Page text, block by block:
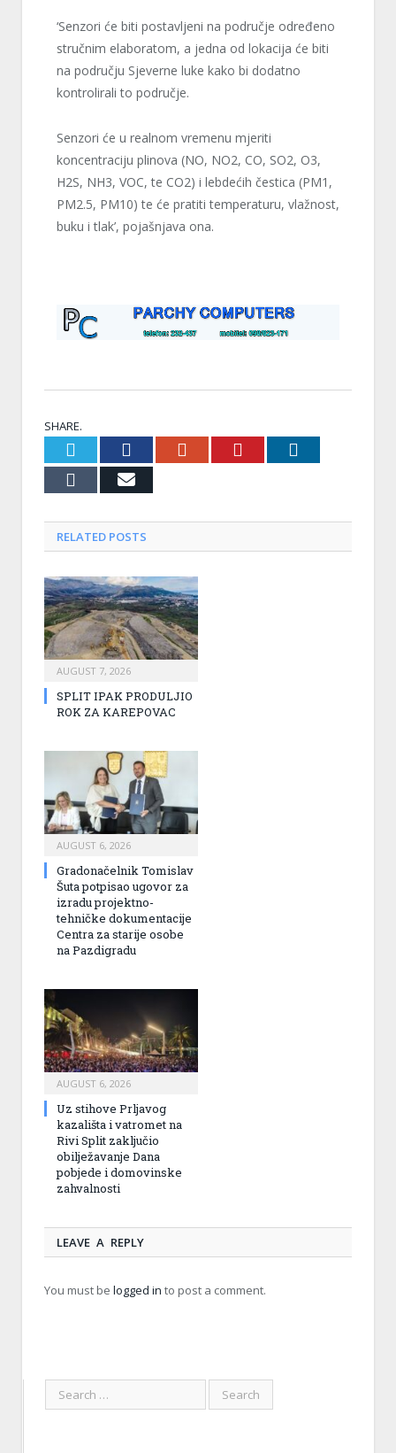
‘Senzori će biti postavljeni na područje određeno
stručnim elaboratom, a jedna od lokacija će biti
na području Sjeverne luke kako bi dodatno
kontrolirali to područje.
Senzori će u realnom vremenu mjeriti
koncentraciju plinova (NO, NO2, CO, SO2, O3,
H2S, NH3, VOC, te CO2) i lebdećih čestica (PM1,
PM2.5, PM10) te će pratiti temperaturu, vlažnost,
buku i tlak’, pojašnjava ona.
SHARE.
TwitterFacebookGoogle+Pinterest
TumblrEmail
RELATED POSTS
AUGUST 7, 2026
SPLIT IPAK PRODULJIO
ROK ZA KAREPOVAC
AUGUST 6, 2026
Gradonačelnik Tomislav
Šuta potpisao ugovor za
izradu projektno-
tehničke dokumentacije
Centra za starije osobe
na Pazdigradu
AUGUST 6, 2026
Uz stihove Prljavog
kazališta i vatromet na
Rivi Split zaključio
obilježavanje Dana
pobjede i domovinske
zahvalnosti
LEAVE A REPLY
You must be logged in to post a comment.